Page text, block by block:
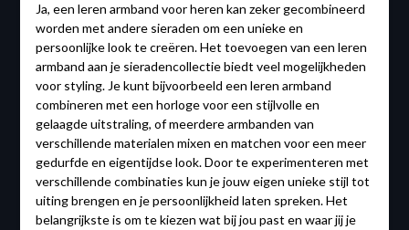
Ja, een leren armband voor heren kan zeker gecombineerd
worden met andere sieraden om een unieke en
persoonlijke look te creëren. Het toevoegen van een leren
armband aan je sieradencollectie biedt veel mogelijkheden
voor styling. Je kunt bijvoorbeeld een leren armband
combineren met een horloge voor een stijlvolle en
gelaagde uitstraling, of meerdere armbanden van
verschillende materialen mixen en matchen voor een meer
gedurfde en eigentijdse look. Door te experimenteren met
verschillende combinaties kun je jouw eigen unieke stijl tot
uiting brengen en je persoonlijkheid laten spreken. Het
belangrijkste is om te kiezen wat bij jou past en waar jij je